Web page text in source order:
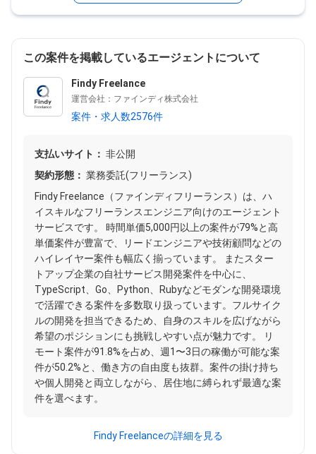
この案件を掲載しているエージェントについて
Findy Freelance
運営会社：ファインディ株式会社
案件・求人数2576件
支払いサイト： 非公開
契約形態： 業務委託(フリーランス)
Findy Freelance（ファインディフリーランス）は、ハ
イスキルなフリーランスエンジニア向けのエージェント
サービスです。 時間単価5,000円以上の案件が79%と高
単価案件が豊富で、リードエンジニアや技術顧問などの
ハイレイヤー案件も幅広く揃っています。 またスター
トアップ企業の自社サービス開発案件を中心に、
TypeScript、Go、Python、Rubyなどモダンな開発環境
で活躍できる案件を多数取り扱っています。フルサイク
ルの開発を担当できるため、自身のスキルを広げながら
希望のポジションにも挑戦しやすい点が魅力です。 リ
モート案件が91.8%を占め、週1〜3日の稼働が可能な案
件が50.2%と、働き方の自由度も抜群。案件の掛け持ち
や個人開発と両立しながら、居住地に縛られず最適な案
件を選べます。
Findy Freelanceの詳細を見る